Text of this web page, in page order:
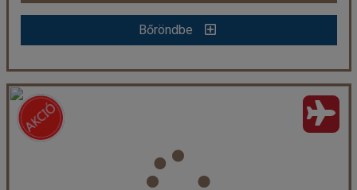
Bőröndbe
Bőröndbe
Hotel Ghazala Gardens ***
Város:Naama Bay
Utazás módja:
Ellátás:
All inclusive